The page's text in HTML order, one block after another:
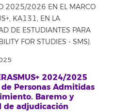
2025/2026 EN EL MARCO
KA131, EN LA
DE ESTUDIANTES PARA
FOR STUDIES - SMS).
2024/2025
Personas Admitidas
Baremo y
de adjudicación